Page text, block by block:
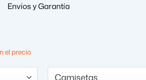
Envíos y Garantía
el precio